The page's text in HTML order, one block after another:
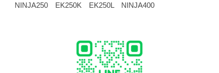
NINJA250 EK250K EK250L NINJA400